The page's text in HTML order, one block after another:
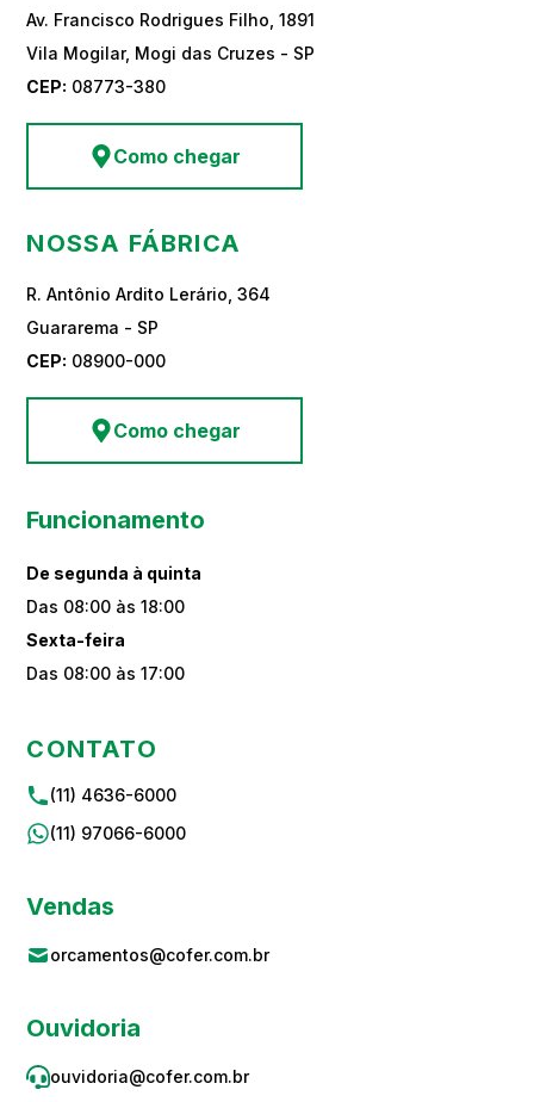
Av. Francisco Rodrigues Filho, 1891
Vila Mogilar, Mogi das Cruzes - SP
CEP: 08773-380
Como chegar
NOSSA FÁBRICA
R. Antônio Ardito Lerário, 364
Guararema - SP
CEP: 08900-000
Como chegar
Funcionamento
De segunda à quinta
Das 08:00 às 18:00
Sexta-feira
Das 08:00 às 17:00
CONTATO
(11) 4636-6000
(11) 97066-6000
Vendas
orcamentos@cofer.com.br
Ouvidoria
ouvidoria@cofer.com.br